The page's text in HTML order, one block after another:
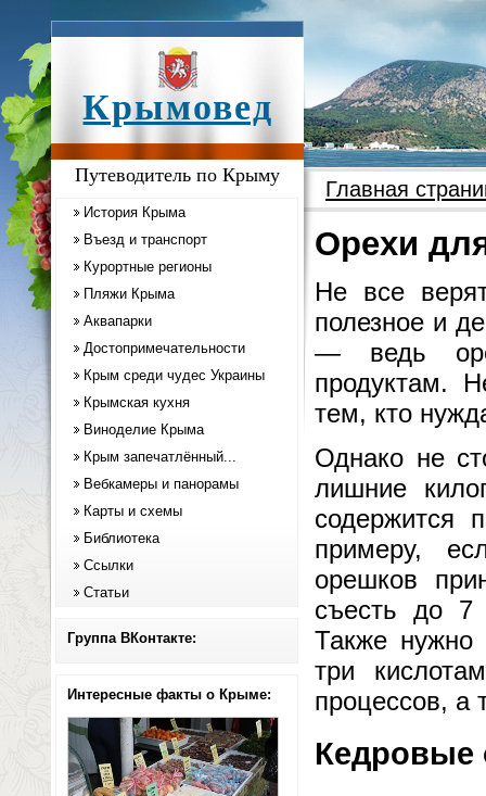
Крымовед
Путеводитель по Крыму
История Крыма
Въезд и транспорт
Курортные регионы
Пляжи Крыма
Аквапарки
Достопримечательности
Крым среди чудес Украины
Крымская кухня
Виноделие Крыма
Крым запечатлённый...
Вебкамеры и панорамы
Карты и схемы
Библиотека
Ссылки
Статьи
Группа ВКонтакте:
Интересные факты о Крыме:
Главная
Орехи
Не все
полезное и
— ведь
продуктам.
тем, кто
Однако не
лишние
содержится
примеру,
орешков
съесть до 7
Также нужно
три
процессов, а
Кедровые